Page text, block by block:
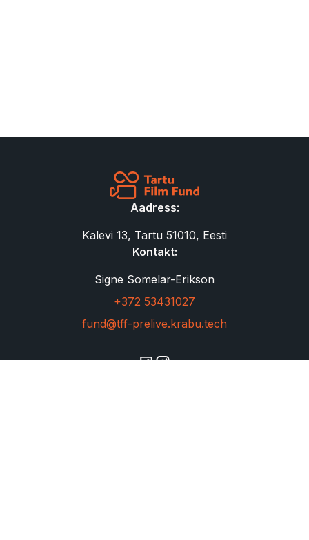
Aadress:
Kalevi 13, Tartu 51010, Eesti
Kontakt:
Signe Somelar-Erikson
+372 53431027
fund@tff-prelive.krabu.tech